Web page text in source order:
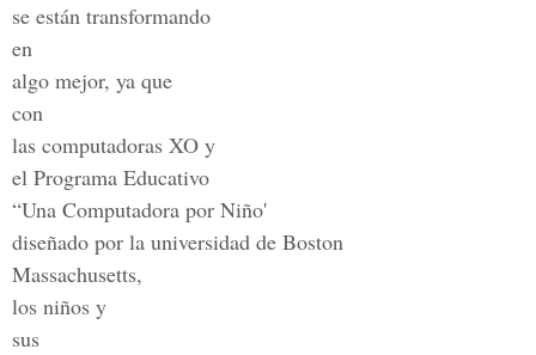
se están transformando
en
algo mejor, ya que
con
las computadoras XO y
el Programa Educativo
“Una Computadora por Niño'
diseñado por la universidad de Boston
Massachusetts,
los niños y
sus